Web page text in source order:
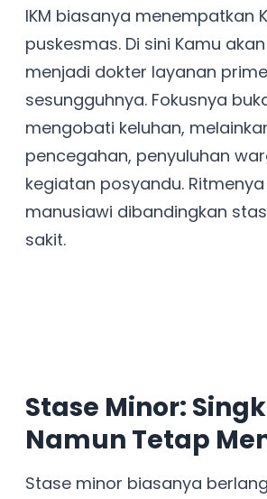
IKM biasanya menempatkan
puskesmas. Di sini Kamu
menjadi dokter layanan
sesungguhnya. Fokusnya
mengobati keluhan,
pencegahan, penyuluhan
kegiatan posyandu.
manusiawi dibandingkan
sakit.
Stase Minor:
Namun Tetap
Stase minor biasanya